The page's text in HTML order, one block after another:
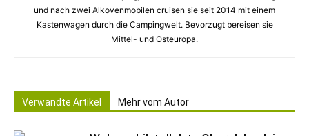
und nach zwei Alkovenmobilen cruisen sie seit 2014 mit einem
Kastenwagen durch die Campingwelt. Bevorzugt bereisen sie
Mittel- und Osteuropa.
Verwandte Artikel Mehr vom Autor